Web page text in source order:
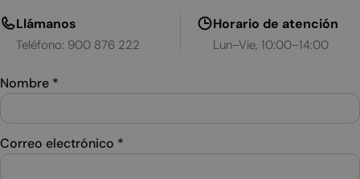
Llámanos
Teléfono: 900 876 222
Horario de atención
Lun–Vie, 10:00–14:00
Nombre *
Correo electrónico *